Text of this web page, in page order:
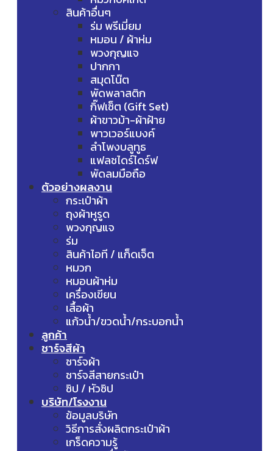
สินค้าอื่นๆ
ร่ม พรีเมี่ยม
หมอน / ผ้าห่ม
พวงกุญแจ
ปากกา
สมุดโน๊ต
พัดพลาสติก
กิ๊ฟเซ็ต (Gift Set)
ผ้าขาวม้า-ผ้าฝ้าย
พาวเวอร์แบงค์
ลำโพงบลูทูธ
แฟลชไดร์ไดร์ฟ
พัดลมมือถือ
ตัวอย่างผลงาน
กระเป๋าผ้า
ถุงผ้าหูรูด
พวงกุญแจ
ร่ม
สินค้าไอที / แก็ดเจ็ต
หมวก
หมอนผ้าห่ม
เครื่องเขียน
เสื้อผ้า
แก้วน้ำ/ขวดน้ำ/กระบอกน้ำ
ลูกค้า
ชาร์จสีผ้า
ชาร์จผ้า
ชาร์จสีสายกระเป๋า
ซิป / หัวซิป
บริษัท/โรงงาน
ข้อมูลบริษัท
วิธีการสั่งผลิตกระเป๋าผ้า
เกร็ดความรู้